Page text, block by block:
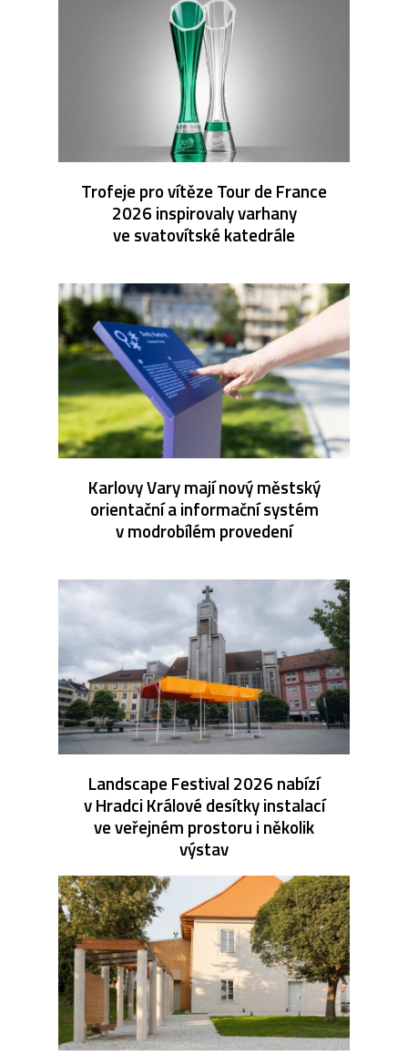
Trofeje pro vítěze Tour de France
2026 inspirovaly varhany
ve svatovítské katedrále
Karlovy Vary mají nový městský
orientační a informační systém
v modrobílém provedení
Landscape Festival 2026 nabízí
v Hradci Králové desítky instalací
ve veřejném prostoru i několik
výstav